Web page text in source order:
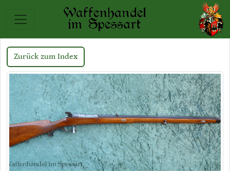
Zurück zum Index